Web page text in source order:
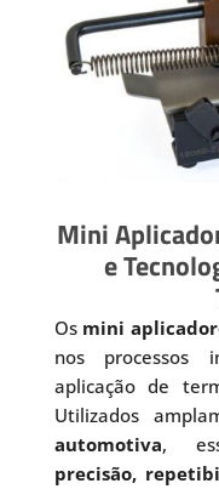
Mini
e
Os mini
nos processos
aplicação de
Utilizados
automotiva,
precisão,